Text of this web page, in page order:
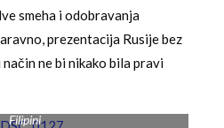
smeha i odobravanja
prezentacija Rusije bez
ne bi nikako bila pravi
Filipini